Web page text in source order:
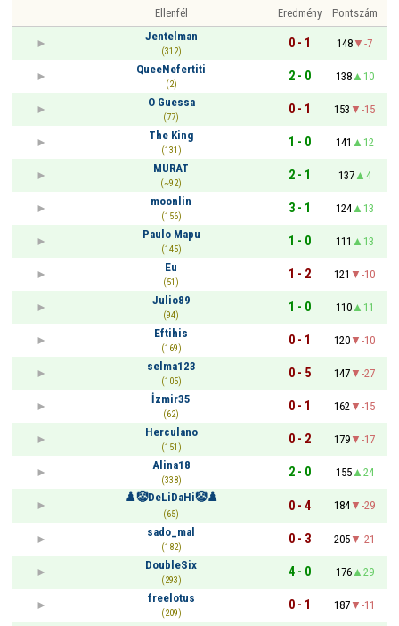
Ellenfél Eredmény
Pontszám
Jentelman
(312)
0 - 1 148
-7
QueeNefertiti
(2)
2 - 0 138
10
O Guessa
(77)
0 - 1 153
-15
The King
(131)
1 - 0 141
12
MURAT
(~92)
2 - 1 137
4
moonlin
(156)
3 - 1 124
13
Paulo Mapu
(145)
1 - 0 111
13
Eu
(51)
1 - 2 121
-10
Julio89
(94)
1 - 0 110
11
Eftihis
(169)
0 - 1 120
-10
selma123
(105)
0 - 5 147
-27
İzmir35
(62)
0 - 1 162
-15
Herculano
(151)
0 - 2 179
-17
Alina18
(338)
2 - 0 155
24
♟️🤡DeLiDaHi🤡♟️
(65)
0 - 4 184
-29
sado_mal
(182)
0 - 3 205
-21
DoubleSix
(293)
4 - 0 176
29
freelotus
(209)
0 - 1 187
-11